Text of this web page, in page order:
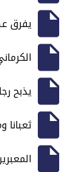
يفرق
يذبح
ثعبانا